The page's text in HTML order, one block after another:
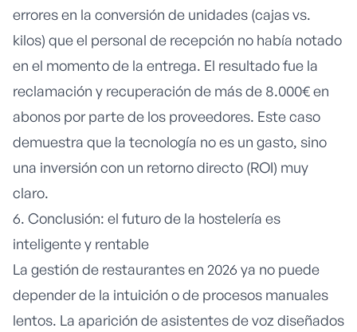
errores en la conversión de unidades (cajas vs.
kilos) que el personal de recepción no había notado
en el momento de la entrega. El resultado fue la
reclamación y recuperación de más de 8.000€ en
abonos por parte de los proveedores. Este caso
demuestra que la tecnología no es un gasto, sino
una inversión con un retorno directo (ROI) muy
claro.
6. Conclusión: el futuro de la hostelería es
inteligente y rentable
La gestión de restaurantes en 2026 ya no puede
depender de la intuición o de procesos manuales
lentos. La aparición de asistentes de voz diseñados